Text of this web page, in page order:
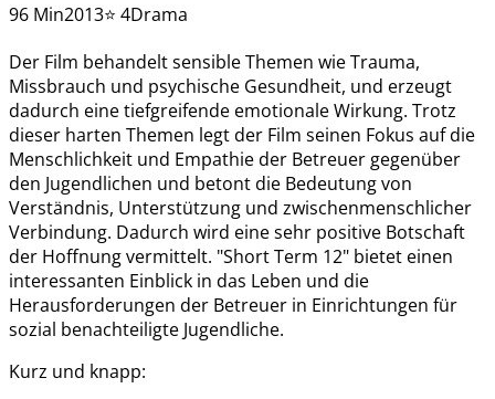
96 Min2013⭐ 4Drama
Der Film behandelt sensible Themen wie Trauma,
Missbrauch und psychische Gesundheit, und erzeugt
dadurch eine tiefgreifende emotionale Wirkung. Trotz
dieser harten Themen legt der Film seinen Fokus auf die
Menschlichkeit und Empathie der Betreuer gegenüber
den Jugendlichen und betont die Bedeutung von
Verständnis, Unterstützung und zwischenmenschlicher
Verbindung. Dadurch wird eine sehr positive Botschaft
der Hoffnung vermittelt. "Short Term 12" bietet einen
interessanten Einblick in das Leben und die
Herausforderungen der Betreuer in Einrichtungen für
sozial benachteiligte Jugendliche.
Kurz und knapp: